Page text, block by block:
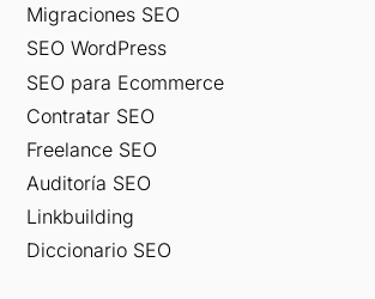
Migraciones SEO
SEO WordPress
SEO para Ecommerce
Contratar SEO
Freelance SEO
Auditoría SEO
Linkbuilding
Diccionario SEO